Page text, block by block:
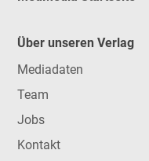
Über unseren Verlag
Mediadaten
Team
Jobs
Kontakt